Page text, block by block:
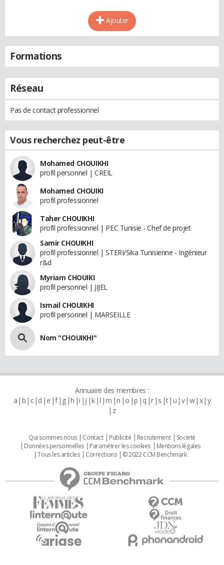
Ajouter
Formations
Réseau
Pas de contact professionnel
Vous recherchez peut-être
Mohamed CHOUIKHI
profil personnel | CREIL
Mohamed CHOUIKI
profil professionnel
Taher CHOUIKHI
profil professionnel | PEC Tunisie - Chef de projet
Samir CHOUIKHI
profil professionnel | STERI/Sika Tunisienne - Ingénieur
r&d
Myriam CHOUIKI
profil personnel | JIJEL
Ismail CHOUIKHI
profil personnel | MARSEILLE
Nom "CHOUIKHI"
Annuaire des membres :
a b c d e f g h i j k l m n o p q r s t u v w x y
z
Qui sommes nous Contact Publicité Recrutement
Societé
Données personnelles
Paramétrer les cookies
Mentions légales
Tous les articles
Corrections © 2022 CCM Benchmark